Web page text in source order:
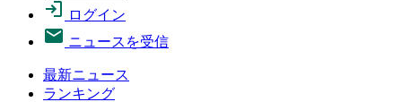
ログイン
ニュースを受信
最新ニュース
ランキング